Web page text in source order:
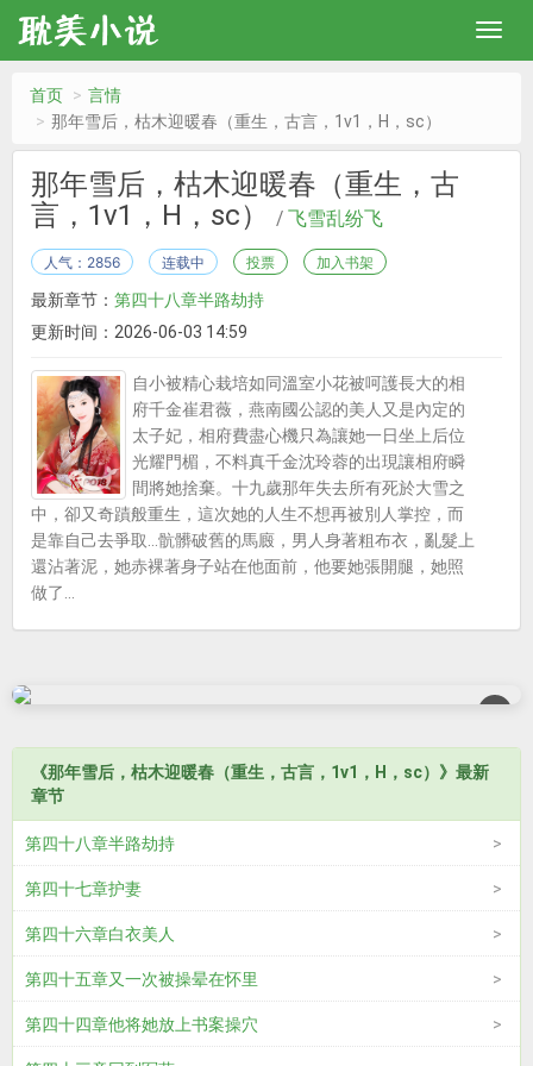
首页
言情
那年雪后，枯木迎暖春（重生，古言，1v1，H，sc）
那年雪后，枯木迎暖春（重生，古
言，1v1，H，sc）
/ 飞雪乱纷飞
人气：2856 连载中 投票 加入书架
最新章节： 第四十八章半路劫持
更新时间：2026-06-03 14:59
自小被精心栽培如同溫室小花被呵護長大的相
府千金崔君薇，燕南國公認的美人又是內定的
太子妃，相府費盡心機只為讓她一日坐上后位
光耀門楣，不料真千金沈玲蓉的出現讓相府瞬
間將她捨棄。十九歲那年失去所有死於大雪之
中，卻又奇蹟般重生，這次她的人生不想再被別人掌控，而
是靠自己去爭取...骯髒破舊的馬廄，男人身著粗布衣，亂髮上
還沾著泥，她赤裸著身子站在他面前，他要她張開腿，她照
做了...
×
《那年雪后，枯木迎暖春（重生，古言，1v1，H，sc）》最新
章节
第四十八章半路劫持
第四十七章护妻
第四十六章白衣美人
第四十五章又一次被操晕在怀里
第四十四章他将她放上书案操穴